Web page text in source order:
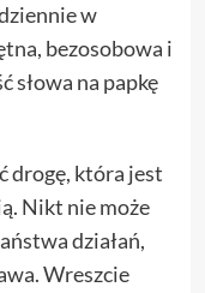
w
bezosobowa i
słowa na papkę
drogę, która jest
Nikt nie może
działań,
Wreszcie